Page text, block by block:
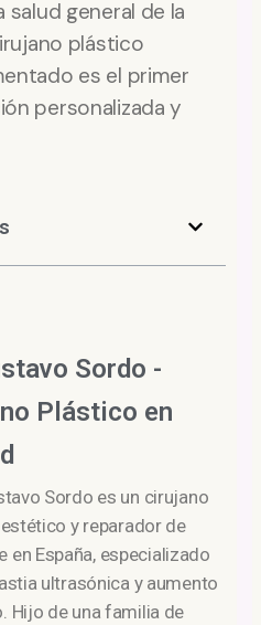
general de la
plástico
es el primer
personalizada y
Sordo -
Plástico en
Sordo es un cirujano
y reparador de
en España, especializado
ultrasónica y aumento
Hijo de una familia de